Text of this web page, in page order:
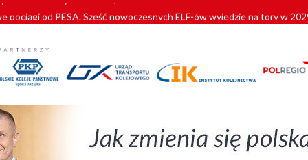
pociągi od PESA. Sześć nowoczesnych ELF-ów wyjedzie na tory w
alkoholu i wjeżdżają na tory
Vectrony na 230 km/h